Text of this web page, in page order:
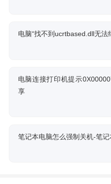
电脑“找不到ucrtbased.dll无法
电脑连接打印机提示
享
笔记本电脑怎么强制关机-笔